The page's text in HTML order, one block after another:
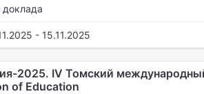
доклада
- 15.11.2025
2025. IV Томский
of Education